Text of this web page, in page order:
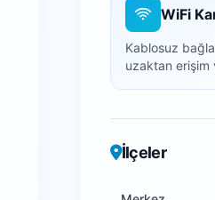
WiFi
Kablosuz
uzaktan erişim
İlçeler